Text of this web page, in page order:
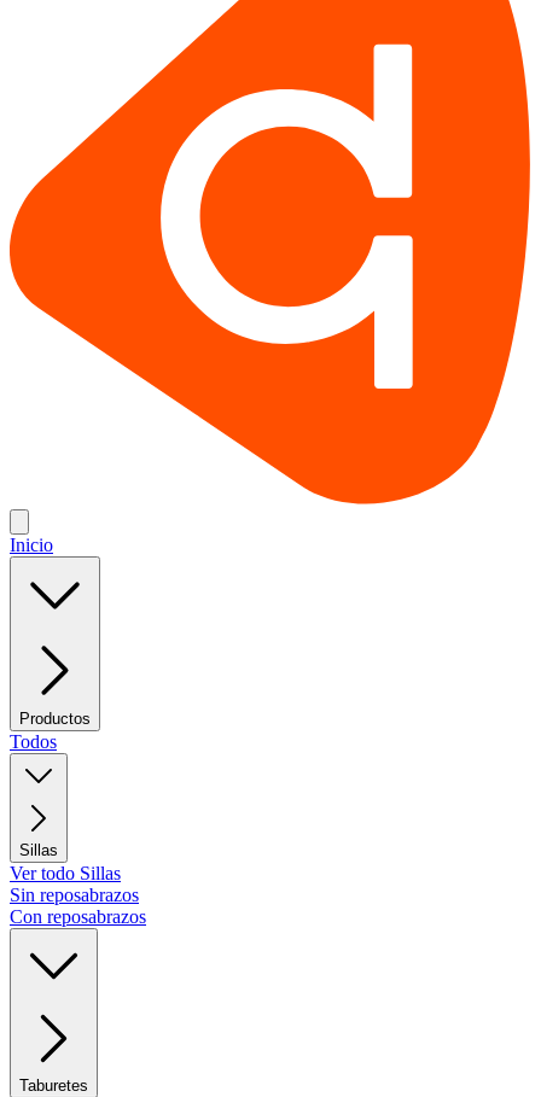
Inicio
Productos
Todos
Sillas
Ver todo Sillas
Sin reposabrazos
Con reposabrazos
Taburetes